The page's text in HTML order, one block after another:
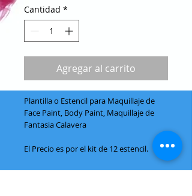
Cantidad *
Agregar al carrito
Plantilla o Estencil para Maquillaje de
Face Paint, Body Paint, Maquillaje de
Fantasia Calavera
El Precio es por el kit de 12 estencil.